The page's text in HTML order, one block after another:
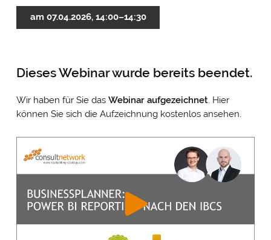
am 07.04.2026, 14:00–14:30
Dieses Webinar wurde bereits beendet.
Wir haben für Sie das Webinar aufgezeichnet. Hier
können Sie sich die Aufzeichnung kostenlos ansehen.